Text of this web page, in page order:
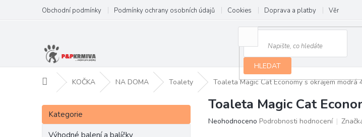
obsah
Obchodní podmínky Podmínky ochrany osobních údajů Cookies Doprava a platby Věrnostní
HLEDAT
Domů KOČKA NA DOMA Toalety Toaleta Magic Cat Economy s okrajem modrá
P
s
Přeskočit
kategorie
Kategorie
Výhodné balení a balíčky
Toaleta Magic Cat
Průměrné
Neohodnoceno Podrobnosti hodnocení